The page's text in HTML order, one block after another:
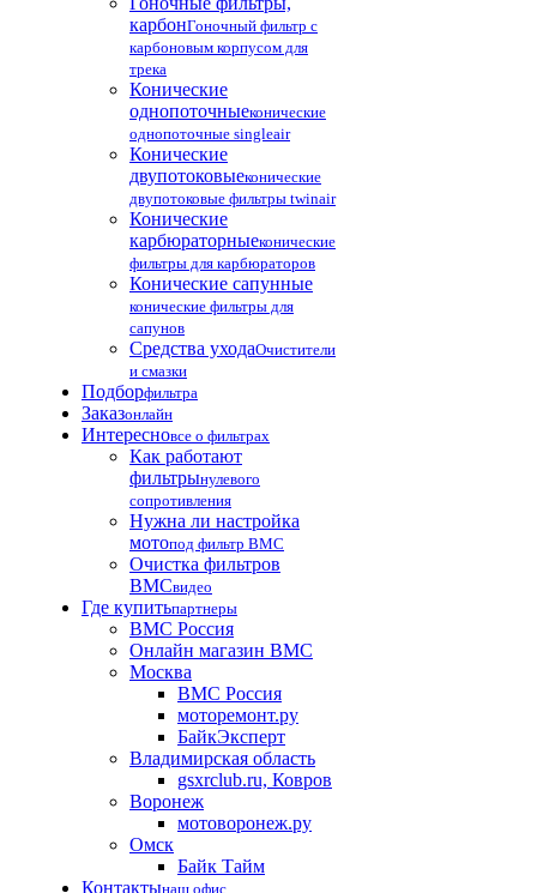
карбонГоночный фильтр с
карбоновым корпусом для
трека
Конические
однопоточныеконические
однопоточные singleair
Конические
двупотоковыеконические
двупотоковые фильтры twinair
Конические
карбюраторныеконические
фильтры для карбюраторов
Конические сапунные
конические фильтры для
сапунов
Средства уходаОчистители
и смазки
Подборфильтра
Заказонлайн
Интересновсе о фильтрах
Как работают
фильтрынулевого
сопротивления
Нужна ли настройка
мотопод фильтр BMC
Очистка фильтров
BMCвидео
Где купитьпартнеры
BMC Россия
Онлайн магазин BMC
Москва
BMC Россия
моторемонт.ру
БайкЭксперт
Владимирская область
gsxrclub.ru, Ковров
Воронеж
мотоворонеж.ру
Омск
Байк Тайм
Контактынаш офис